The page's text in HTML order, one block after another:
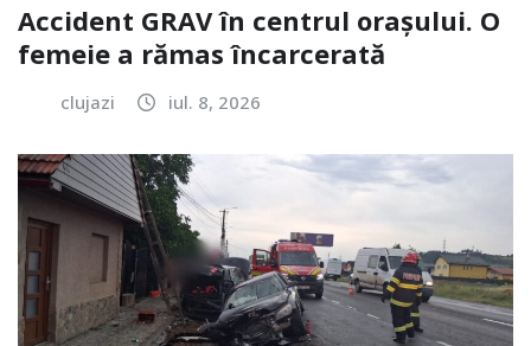
Accident GRAV în centrul orașului. O
femeie a rămas încarcerată
clujazi iul. 8, 2026